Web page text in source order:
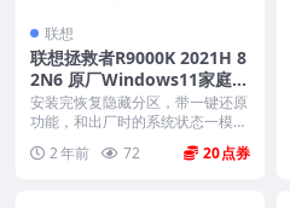
联想
联想拯救者R9000K 2021H 8
2N6 原厂Windows11家庭中
文版恢复镜像 原厂oem系统
安装完恢复隐藏分区，带一键还原
功能，和出厂时的系统状态一模一
2 年前 72 20